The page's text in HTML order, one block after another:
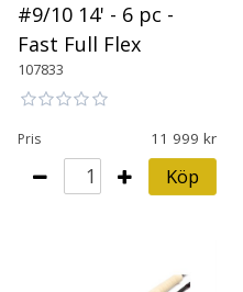
#9/10 14' - 6 pc -
Fast Full Flex
107833
Pris 11 999
Köp